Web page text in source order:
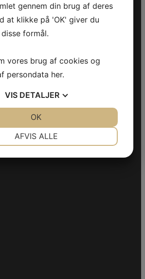
gennem din brug af deres
at klikke på 'OK' giver du
formål.
vores brug af cookies og
persondata her.
VIS DETALJER
AFVIS ALLE
OK